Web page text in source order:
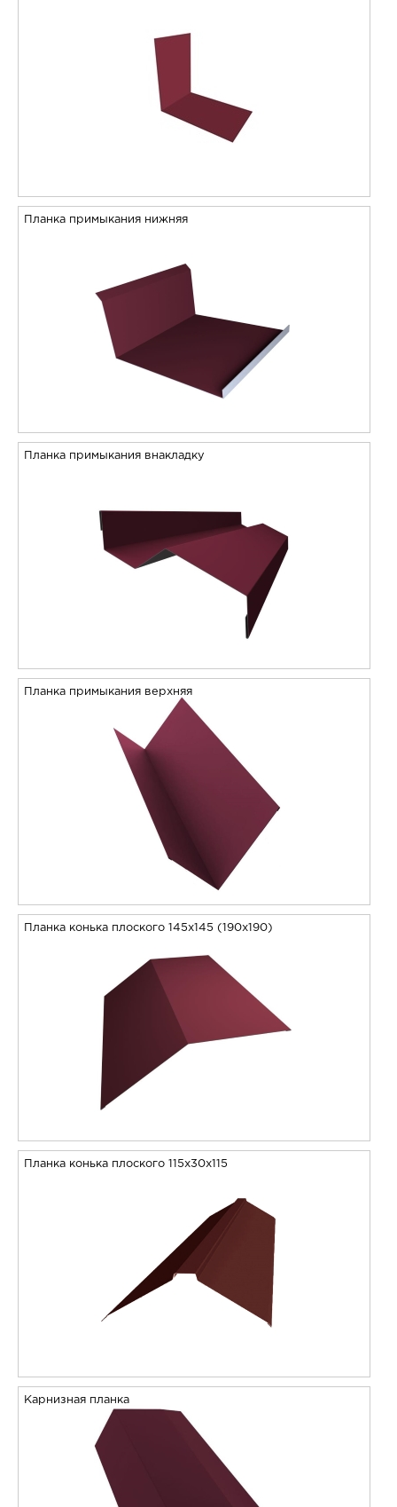
Планка примыкания нижняя
Планка примыкания внакладку
Планка примыкания верхняя
Планка конька плоского 145х145 (190х190)
Планка конька плоского 115х30х115
Карнизная планка